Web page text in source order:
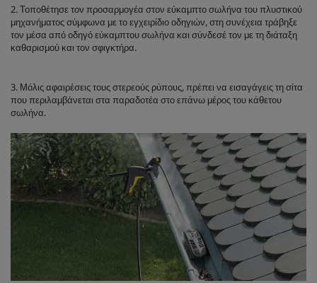
2. Τοποθέτησε τον προσαρμογέα στον εύκαμπτο σωλήνα του πλυστικού
μηχανήματος σύμφωνα με το εγχειρίδιο οδηγιών, στη συνέχεια τράβηξε
τον μέσα από οδηγό εύκαμπτου σωλήνα και σύνδεσέ τον με τη διάταξη
καθαρισμού και τον σφιγκτήρα.
3. Μόλις αφαιρέσεις τους στερεούς ρύπους, πρέπει να εισαγάγεις τη σίτα
που περιλαμβάνεται στα παραδοτέα στο επάνω μέρος του κάθετου
σωλήνα.